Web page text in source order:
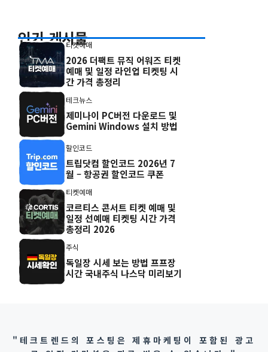
인기 게시물
티켓예매
2026 더팩트 뮤직 어워즈 티켓
예매 및 일정 라인업 티켓팅 시
간 가격 총정리
테크뉴스
제미나이 PC버전 다운로드 및
Gemini Windows 설치 방법
할인코드
트립닷컴 할인코드 2026년 7
월 – 항공권 할인코드 쿠폰
티켓예매
코르티스 콘서트 티켓 예매 및
일정 선예매 티켓팅 시간 가격
총정리 2026
주식
독일장 시세 보는 방법 프프장
시간 국내주식 나스닥 미리보기
"테크트렌드의 포스팅은 제휴마케팅이 포함된 광고